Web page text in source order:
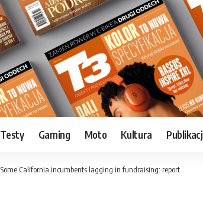
Testy Gaming Moto Kultura
Some California incumbents lagging in fundraising: report